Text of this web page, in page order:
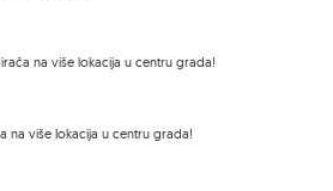
na više lokacija u centru grada!
na više lokacija u centru grada!